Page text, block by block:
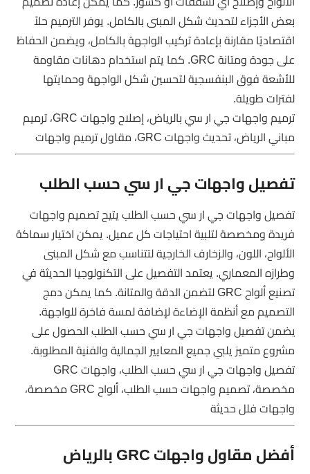
بعض الأجزاء لتحديث شكل المبنى بالكامل. يوفر الترميم حلاً
اقتصاديًا مقارنة بإعادة تركيب الواجهة بالكامل، ويضمن الحفاظ
على جودة ومتانة GRC. كما يتم استخدام دهانات مقاومة
للأشعة فوق البنفسجية لتحسين شكل الواجهة وحمايتها
لفترات طويلة.
ترميم واجهات جي ار سي بالرياض، إصلاح واجهات GRC، ترميم
مباني الرياض، تحديث واجهات GRC، مقاول ترميم واجهات
تفصيل واجهات جي ار سي حسب الطلب
تفصيل واجهات جي ار سي حسب الطلب يتيح تصميم واجهات
فريدة ومخصصة لتلبية احتياجات كل عميل. يمكن اختيار سماكة
الألواح، اللون، والزخارف الخارجية لتتناسب مع شكل المبنى
وطرازه المعماري. يعتمد التفصيل على التكنولوجيا الحديثة في
تصنيع ألواح GRC لتضمن الدقة والمتانة. كما يمكن دمج
التصميم مع أنظمة الإضاءة لإضافة لمسة فاخرة للواجهة.
يضمن تفصيل واجهات جي ار سي حسب الطلب الحصول على
مشروع متميز يلبي جميع المعايير الجمالية والفنية المطلوبة.
تفصيل واجهات جي ار سي حسب الطلب، واجهات GRC
مخصصة، تصميم واجهات حسب الطلب، ألواح GRC مخصصة،
واجهات فلل حديثة
أفضل مقاول واجهات GRC بالرياض